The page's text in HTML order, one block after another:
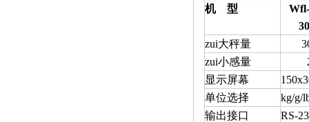
机 型
zui大秤量
zui小感量
显示屏幕
单位选择
kg/g/
输出接口
RS-